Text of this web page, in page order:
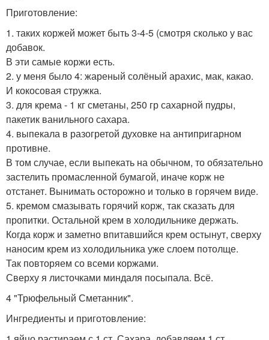
Приготовление:
1. таких коржей может быть 3-4-5 (смотря сколько у вас
добавок.
В эти самые коржи есть.
2. у меня было 4: жареный солёный арахис, мак, какао.
И кокосовая стружка.
3. для крема - 1 кг сметаны, 250 гр сахарной пудры,
пакетик ванильного сахара.
4. выпекала в разогретой духовке на антипригарном
противне.
В том случае, если выпекать на обычном, то обязательно
застелить промасленной бумагой, иначе корж не
отстанет. Вынимать осторожно и только в горячем виде.
5. кремом смазывать горячий корж, так сказать для
пропитки. Остальной крем в холодильнике держать.
Когда корж и заметно впитавшийся крем остынут, сверху
наносим крем из холодильника уже слоем потолще.
Так повторяем со всеми коржами.
Сверху я листочками миндаля посыпала. Всё.
4 "Трюфельный Сметанник".
Ингредиенты и приготовление: